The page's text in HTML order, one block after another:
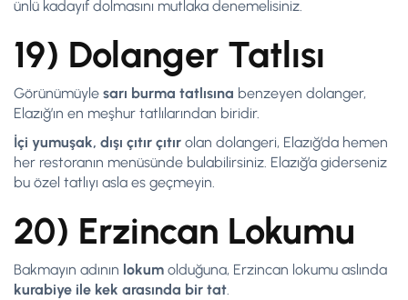
ünlü kadayıf dolmasını mutlaka denemelisiniz.
19) Dolanger Tatlısı
Görünümüyle sarı burma tatlısına benzeyen dolanger,
Elazığ’ın en meşhur tatlılarından biridir.
İçi yumuşak, dışı çıtır çıtır olan dolangeri, Elazığ’da hemen
her restoranın menüsünde bulabilirsiniz. Elazığ’a giderseniz
bu özel tatlıyı asla es geçmeyin.
20) Erzincan Lokumu
Bakmayın adının lokum olduğuna, Erzincan lokumu aslında
kurabiye ile kek arasında bir tat.